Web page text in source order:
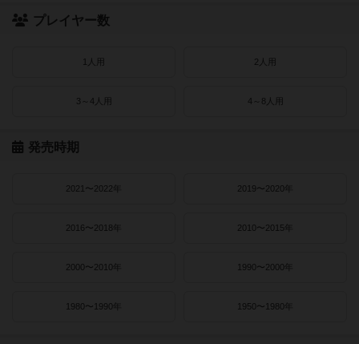
プレイヤー数
1人用 2人用
3～4人用 4～8人用
発売時期
2021〜2022年 2019〜2020年
2016〜2018年 2010〜2015年
2000〜2010年 1990〜2000年
1980〜1990年 1950〜1980年